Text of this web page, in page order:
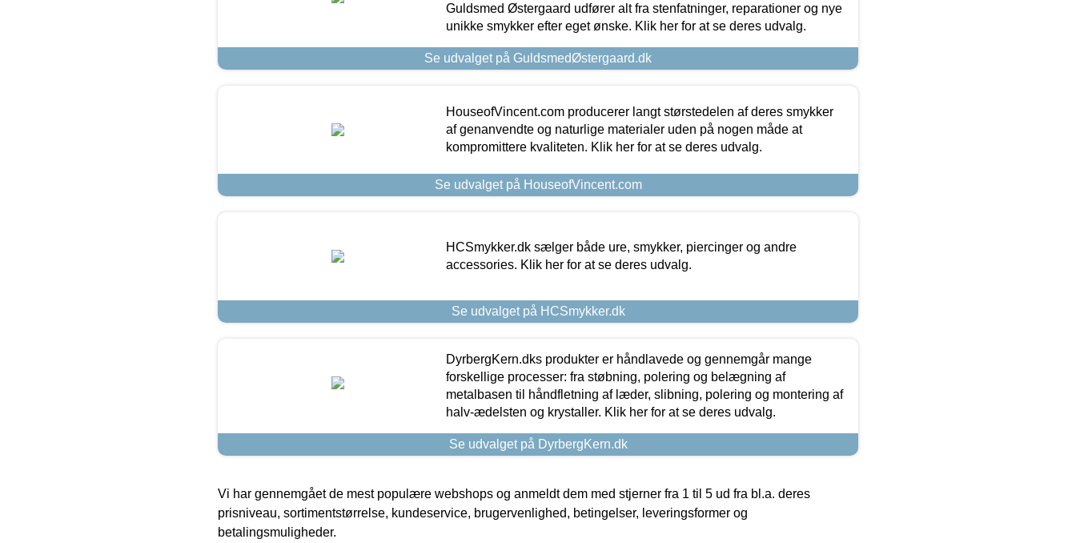
Guldsmed Østergaard udfører alt fra stenfatninger, reparationer og nye
unikke smykker efter eget ønske. Klik her for at se deres udvalg.
Se udvalget på GuldsmedØstergaard.dk
HouseofVincent.com producerer langt størstedelen af deres smykker
af genanvendte og naturlige materialer uden på nogen måde at
kompromittere kvaliteten. Klik her for at se deres udvalg.
Se udvalget på HouseofVincent.com
HCSmykker.dk sælger både ure, smykker, piercinger og andre
accessories. Klik her for at se deres udvalg.
Se udvalget på HCSmykker.dk
DyrbergKern.dks produkter er håndlavede og gennemgår mange
forskellige processer: fra støbning, polering og belægning af
metalbasen til håndfletning af læder, slibning, polering og montering af
halv-ædelsten og krystaller. Klik her for at se deres udvalg.
Se udvalget på DyrbergKern.dk
Vi har gennemgået de mest populære webshops og anmeldt dem med stjerner fra 1 til 5 ud fra bl.a. deres
prisniveau, sortimentstørrelse, kundeservice, brugervenlighed, betingelser, leveringsformer og
betalingsmuligheder.